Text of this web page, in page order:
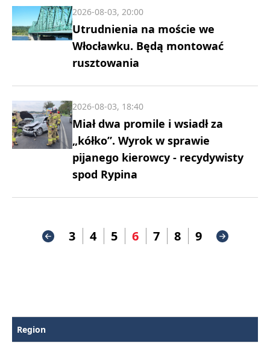
Utrudnienia na moście we
Włocławku. Będą montować
rusztowania
2026-08-03, 20:00
Miał dwa promile i wsiadł za
„kółko”. Wyrok w sprawie
pijanego kierowcy - recydywisty
spod Rypina
2026-08-03, 18:40
3 4 5 6 7 8 9
Region